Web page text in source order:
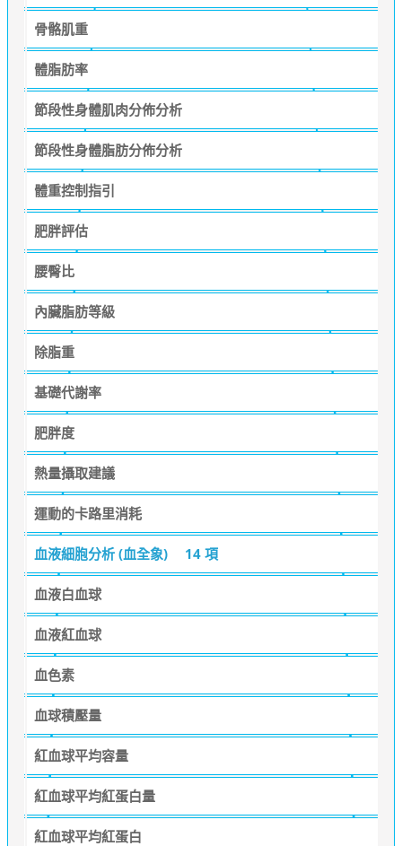
骨骼肌重
體脂肪率
節段性身體肌肉分佈分析
節段性身體脂肪分佈分析
體重控制指引
肥胖評估
腰臀比
內臟脂肪等級
除脂重
基礎代謝率
肥胖度
熱量攝取建議
運動的卡路里消耗
血液細胞分析 (血全象) 14 項
血液白血球
血液紅血球
血色素
血球積壓量
紅血球平均容量
紅血球平均紅蛋白量
紅血球平均紅蛋白